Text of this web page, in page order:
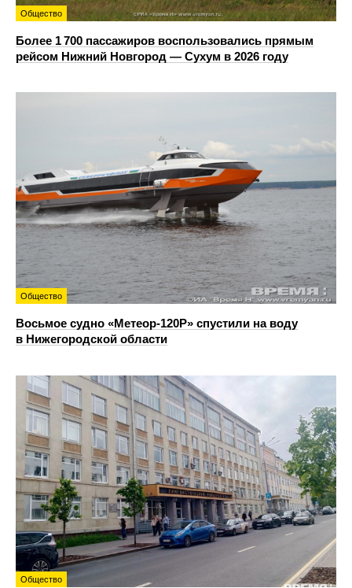
Общество
Более 1 700 пассажиров воспользовались прямым
рейсом Нижний Новгород — Сухум в 2026 году
Общество
Восьмое судно «Метеор-120Р» спустили на воду
в Нижегородской области
Общество